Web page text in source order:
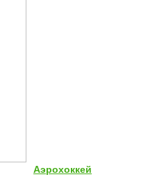
Аэрохоккей